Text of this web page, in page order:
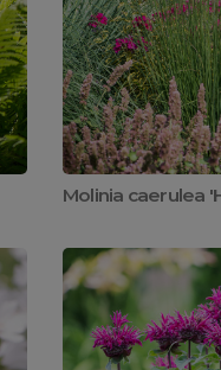
Molinia caerulea